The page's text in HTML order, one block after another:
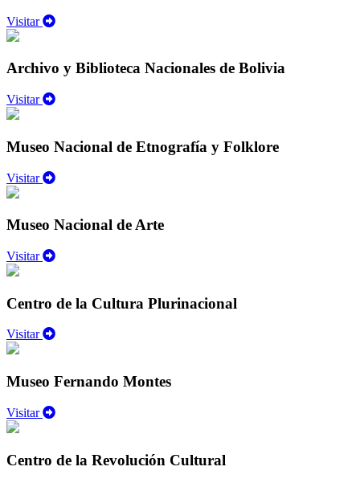
Visitar
Archivo y Biblioteca Nacionales de Bolivia
Visitar
Museo Nacional de Etnografía y Folklore
Visitar
Museo Nacional de Arte
Visitar
Centro de la Cultura Plurinacional
Visitar
Museo Fernando Montes
Visitar
Centro de la Revolución Cultural